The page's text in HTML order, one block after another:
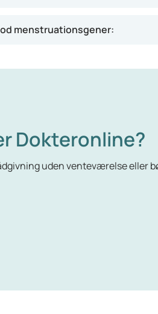
værst mellem 14 og 18 år. En
menstruationsgener:
Dokteronline?
uden venteværelse eller